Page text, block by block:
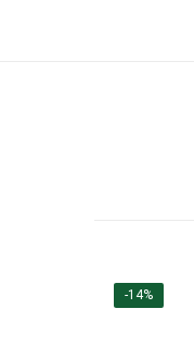
-14%